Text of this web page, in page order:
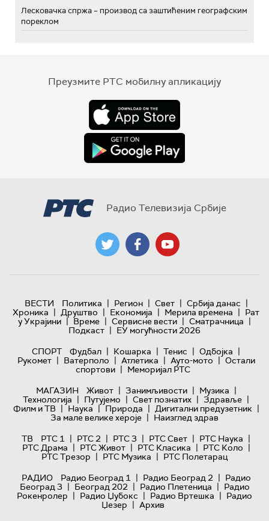
Лесковачка спржа – производ са заштићеним географским
пореклом
Преузмите РТС мобилну апликацију
Радио Телевизија Србије
ВЕСТИ Политика | Регион | Свет | Србија данас |
Хроника | Друштво | Економија | Мерила времена | Рат
у Украјини | Време | Сервисне вести | Сматрачница |
Подкаст | ЕУ могућности 2026
СПОРТ
Фудбал | Кошарка | Тенис | Одбојка |
Рукомет | Ватерполо | Атлетика | Ауто-мото | Остали
спортови | Меморијал РТС
МАГАЗИН
Живот | Занимљивости | Музика |
Технологијa | Путујемо | Свет познатих | Здравље |
Филм и ТВ | Наука | Природа | Дигитални предузетник |
За мале велике хероје | Наизглед здрав
ТВ
РТС 1 | РТС 2 | РТС 3 | РТС Свет | РТС Наука |
РТС Драма | РТС Живот | РТС Класика | РТС Коло |
РТС Трезор | РТС Музика | РТС Полетарац
РАДИО
Радио Београд 1 | Радио Београд 2 | Радио
Београд 3 | Београд 202 | Радио Плетеница | Радио
Рокенролер | Радио Џубокс | Радио Вртешка | Радио
Џезер | Архив